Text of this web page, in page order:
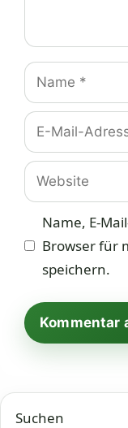
Name
E-
Mail-
Adresse
Website
Name, E-
Browser für
speichern.
Suchen